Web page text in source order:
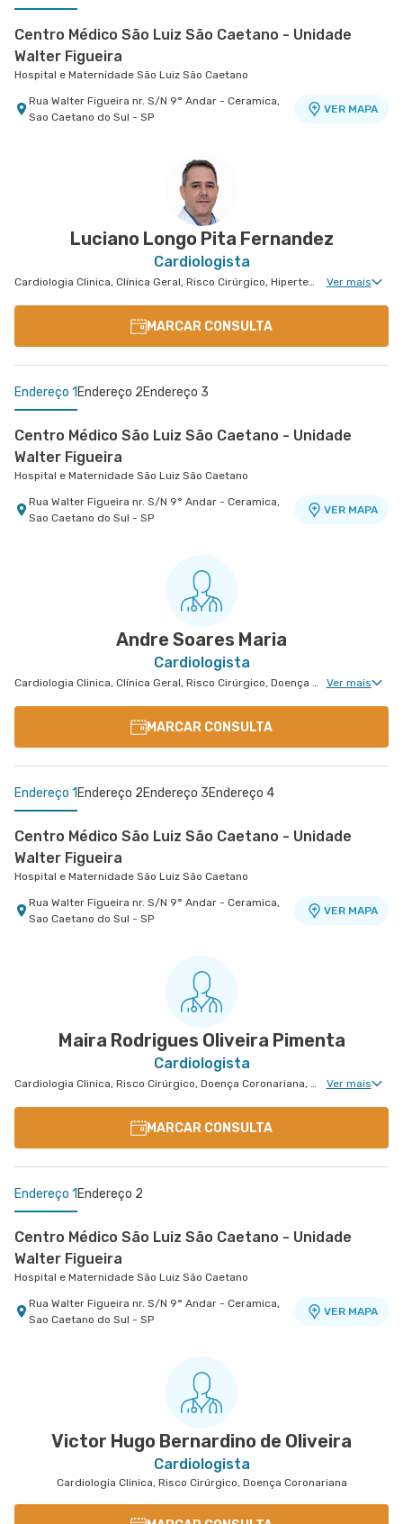
Centro Médico São Luiz São Caetano - Unidade
Walter Figueira
Hospital e Maternidade São Luiz São Caetano
Rua Walter Figueira nr. S/N 9° Andar - Ceramica,
Sao Caetano do Sul - SP
VER MAPA
Rua do Oratorio nr. 1369 - Mooca, Sao Paulo - SP
Luciano Longo Pita Fernandez
Cardiologista
Cardiologia Clinica, Clínica Geral, Risco Cirúrgico, Hipertensão Arterial Refratária, Doença Coronariana, Tratamento de Miocardiopatia Ver mais
MARCAR CONSULTA
Endereço 1 Endereço 2Endereço 3
Centro Médico São Luiz São Caetano - Unidade
Walter Figueira
Hospital e Maternidade São Luiz São Caetano
Rua Walter Figueira nr. S/N 9° Andar - Ceramica,
Sao Caetano do Sul - SP
VER MAPA
Rua do Oratorio nr. 1369 - Mooca, Sao Paulo - SP
Hospital e Maternidade São Luiz Anália Franco
Rua Francisco Marengo nr. 955 7° Andar -
Andre Soares Maria
Cardiologista
Cardiologia Clinica, Clínica Geral, Risco Cirúrgico, Doença Coronariana, Avaliação de Ressincronizador Ou Cdi, Tratamento de Insuficiência Cardíaca, Avaliação de Marca-Passo, Desfibrilador e Ressincronizador, Arritmologia, Arritmologia Pediátrica Ver mais
MARCAR CONSULTA
Endereço 1 Endereço 2Endereço 3Endereço 4
Centro Médico São Luiz São Caetano - Unidade
Walter Figueira
Hospital e Maternidade São Luiz São Caetano
Rua Walter Figueira nr. S/N 9° Andar - Ceramica,
Sao Caetano do Sul - SP
VER MAPA
Rua do Oratorio nr. 1369 - Mooca, Sao Paulo - SP
Hospital e Maternidade São Luiz Anália Franco
Rua Francisco Marengo nr. 955 7° Andar -
Avenida Tiradentes nr. 1803 Centro Médico 11°
Andar - Jardim Guarulhos, Guarulhos - SP
Maira Rodrigues Oliveira Pimenta
Cardiologista
Cardiologia Clinica, Risco Cirúrgico, Doença Coronariana, Avaliação de Marca-Passo, Desfibrilador e Ressincronizador, Arritmologia, Arritmologia Pediátrica Ver mais
MARCAR CONSULTA
Endereço 1 Endereço 2
Centro Médico São Luiz São Caetano - Unidade
Walter Figueira
Hospital e Maternidade São Luiz São Caetano
Rua Walter Figueira nr. S/N 9° Andar - Ceramica,
Sao Caetano do Sul - SP
VER MAPA
Hospital e Maternidade São Luiz Anália Franco
Rua Francisco Marengo nr. 955 7° Andar -
Victor Hugo Bernardino de Oliveira
Cardiologista
Cardiologia Clinica, Risco Cirúrgico, Doença Coronariana